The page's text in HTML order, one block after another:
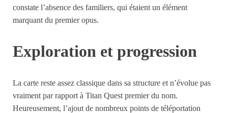
constate l’absence des familiers, qui étaient un élément
marquant du premier opus.
Exploration et progression
La carte reste assez classique dans sa structure et n’évolue pas
vraiment par rapport à Titan Quest premier du nom.
Heureusement, l’ajout de nombreux points de téléportation